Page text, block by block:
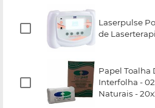
Laserpulse
de
Papel Toalha
Interfolha -
Naturais -